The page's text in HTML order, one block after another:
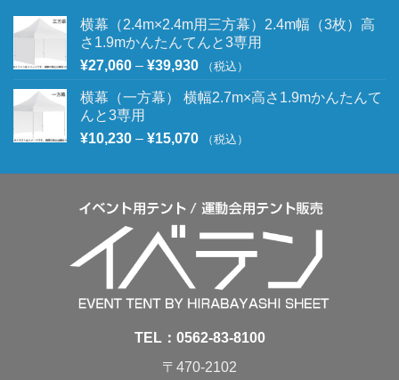
横幕（2.4m×2.4m用三方幕）2.4m幅（3枚）高
さ1.9mかんたんてんと3専用
¥27,060 – ¥39,930 （税込）
横幕（一方幕） 横幅2.7m×高さ1.9mかんたんて
んと3専用
¥10,230 – ¥15,070 （税込）
TEL： 0562-83-8100
〒470-2102